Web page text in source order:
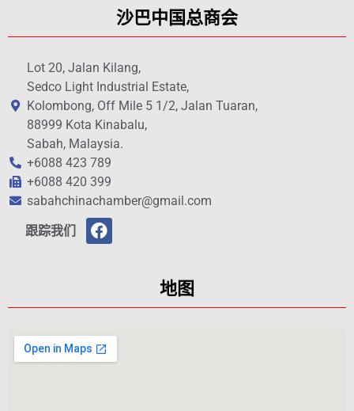
沙巴中国总商会
Lot 20, Jalan Kilang,
Sedco Light Industrial Estate,
Kolombong, Off Mile 5 1/2, Jalan Tuaran,
88999 Kota Kinabalu,
Sabah, Malaysia.
+6088 423 789
+6088 420 399
sabahchinachamber@gmail.com
跟踪我们
地图